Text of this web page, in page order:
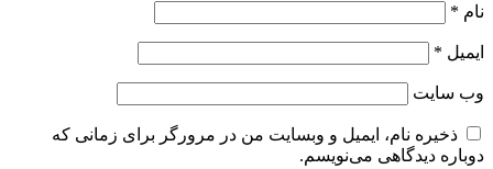
نام *
ایمیل *
وب‌ سایت
ذخیره نام، ایمیل و وبسایت من در مرورگر برای زمانی که
دوباره دیدگاهی می‌نویسم.